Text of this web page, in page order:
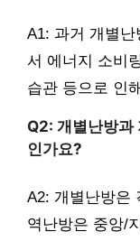
A1: 과거 개별
서 에너지 소비
습관 등으로 인
Q2: 개별난방과
인가요?
A2: 개별난방은
역난방은 중앙/